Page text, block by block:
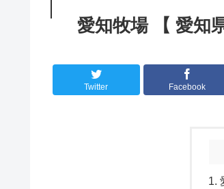
愛知牧場 【 愛知
Twitter Facebook